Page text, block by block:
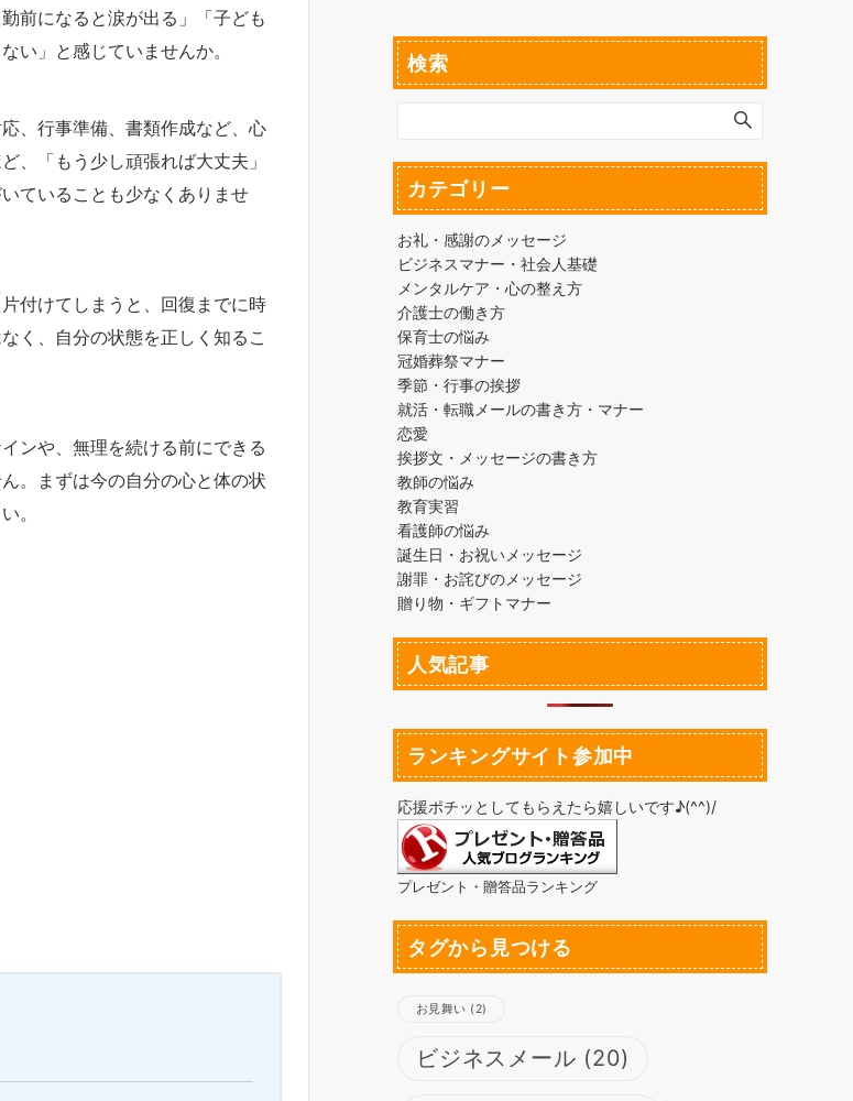
前になると涙が出る」「子ども
い」と感じていませんか。
、行事準備、書類作成など、心
、「もう少し頑張れば大丈夫」
ていることも少なくありませ
付けてしまうと、回復までに時
く、自分の状態を正しく知るこ
ンや、無理を続ける前にできる
。まずは今の自分の心と体の状
。
検索
カテゴリー
お礼・感謝のメッセージ
ビジネスマナー・社会人基礎
メンタルケア・心の整え方
介護士の働き方
保育士の悩み
冠婚葬祭マナー
季節・行事の挨拶
就活・転職メールの書き方・マナー
恋愛
挨拶文・メッセージの書き方
教師の悩み
教育実習
看護師の悩み
誕生日・お祝いメッセージ
謝罪・お詫びのメッセージ
贈り物・ギフトマナー
人気記事
ランキングサイト参加中
応援ポチッとしてもらえたら嬉しいです♪(^^)/
プレゼント・贈答品ランキング
タグから見つける
お見舞い (2)
ビジネスメール (20)